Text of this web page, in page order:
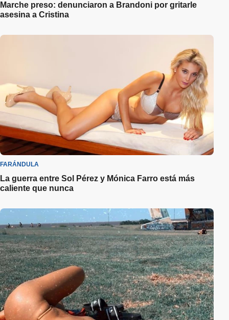
Marche preso: denunciaron a Brandoni por gritarle
asesina a Cristina
FARÁNDULA
La guerra entre Sol Pérez y Mónica Farro está más
caliente que nunca